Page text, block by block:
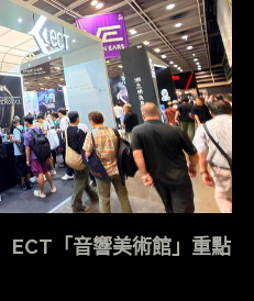
ECT「音響美術館」重點